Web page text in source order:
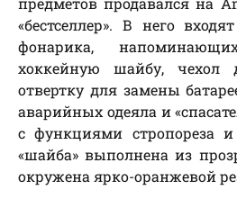
«бестселлер». В него
фонарика,
хоккейную шайбу, чехол
отвертку для замены
аварийных одеяла и
с функциями стропореза и
«шайба» выполнена из
окружена ярко-оранжевой